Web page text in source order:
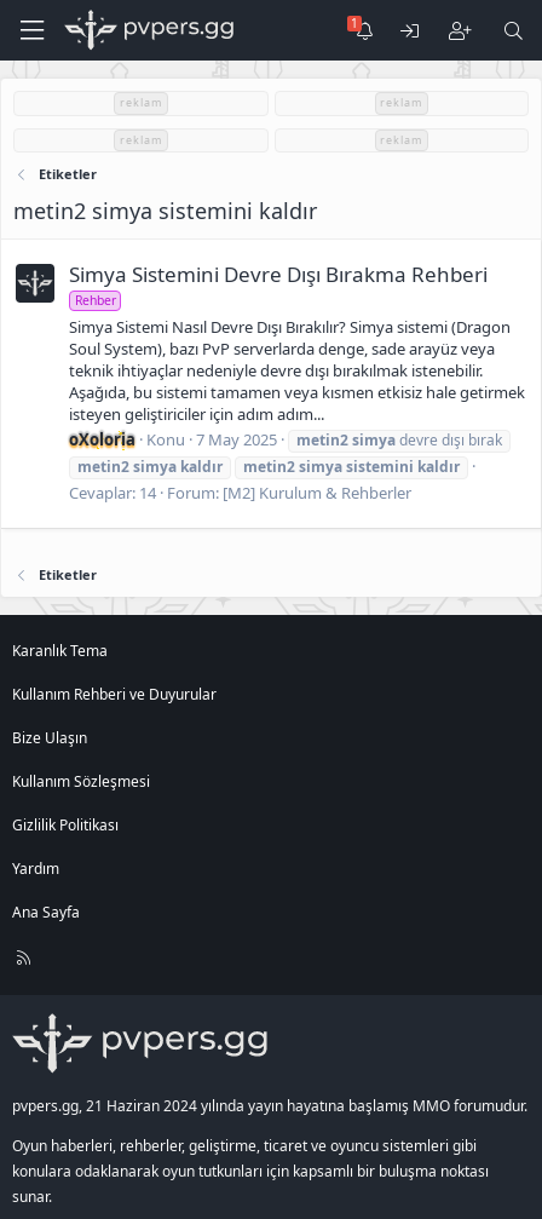
reklam reklam
reklam reklam
Etiketler
metin2 simya sistemini kaldır
Simya Sistemini Devre Dışı Bırakma Rehberi
Rehber
Simya Sistemi Nasıl Devre Dışı Bırakılır? Simya sistemi (Dragon
Soul System), bazı PvP serverlarda denge, sade arayüz veya
teknik ihtiyaçlar nedeniyle devre dışı bırakılmak istenebilir.
Aşağıda, bu sistemi tamamen veya kısmen etkisiz hale getirmek
isteyen geliştiriciler için adım adım...
oXoloria Konu 7 May 2025 metin2simyadevre dışı bırak
metin2simya kaldır metin2simyasistemini kaldır
Cevaplar: 14 Forum: [M2] Kurulum & Rehberler
Etiketler
Karanlık Tema
Kullanım Rehberi ve Duyurular
Bize Ulaşın
Kullanım Sözleşmesi
Gizlilik Politikası
Yardım
Ana Sayfa
R
pvpers.gg, 21 Haziran 2024 yılında yayın hayatına başlamış MMO forumudur.
Oyun haberleri, rehberler, geliştirme, ticaret ve oyuncu sistemleri gibi
konulara odaklanarak oyun tutkunları için kapsamlı bir buluşma noktası
sunar.